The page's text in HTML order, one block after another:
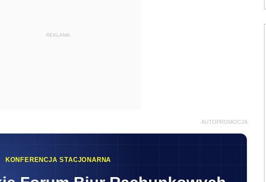
REKLAMA
AUTOPROMOCJA
KONFERENCJA STACJONARNA